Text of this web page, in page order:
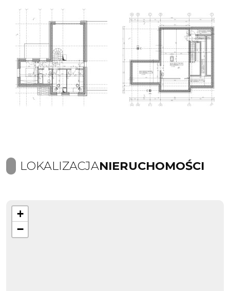
LOKALIZACJANIERUCHOMOŚCI
+
−